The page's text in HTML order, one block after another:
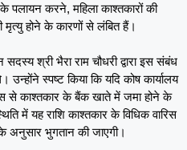
पलायन करने, महिला काश्तकारों की
मृत्यु होने के कारणों से लंबित हैं।
श्री भैरा राम चौधरी द्वारा इस संबंध
स्पष्ट किया कि यदि कोष कार्यालय
से काश्तकार के बैंक खाते में जमा होने के
में यह राशि काश्तकार के विधिक वारिस
के अनुसार भुगतान की जाएगी।